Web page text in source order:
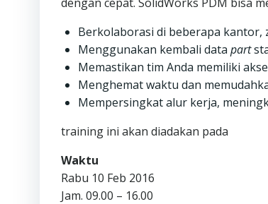
Berkolaborasi di beberapa kantor,
Menggunakan kembali data part
Memastikan tim Anda memiliki
Menghemat waktu dan
Mempersingkat alur kerja,
training ini akan diadakan pada
Waktu
Rabu 10 Feb 2016
Jam. 09.00 – 16.00